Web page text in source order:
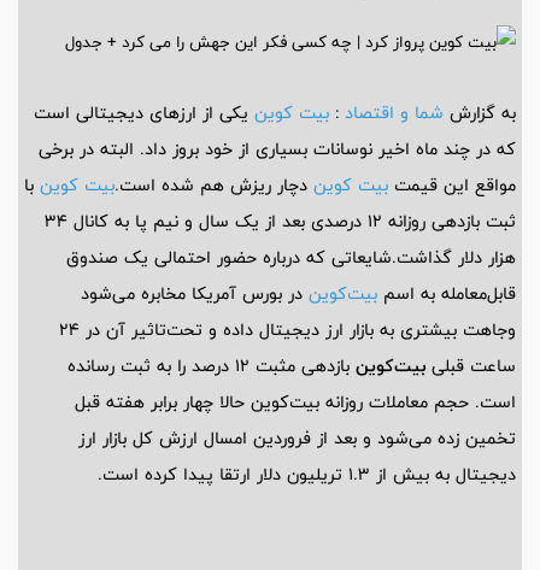
به گزارش شما و اقتصاد : بیت کوین یکی از ارزهای دیجیتالی است
که در چند ماه اخیر نوسانات بسیاری از خود بروز داد. البته در برخی
مواقع این قیمت بیت کوین دچار ریزش هم شده است.بیت کوین با
ثبت بازدهی روزانه ۱۲ درصدی بعد از یک سال و نیم پا به کانال ۳۴
هزار دلار گذاشت.شایعاتی که درباره حضور احتمالی یک صندوق
قابل‌معامله به اسم بیت‌کوین در بورس آمریکا مخابره می‌شود
وجاهت بیشتری به بازار ارز دیجیتال داده و تحت‌تاثیر آن در ۲۴
ساعت قبلی بیت‌کوین
بازدهی مثبت ۱۲ درصد را به ثبت رسانده
است. حجم معاملات روزانه بیت‌کوین حالا چهار برابر هفته قبل
تخمین زده می‌شود و بعد از فروردین امسال ارزش کل بازار ارز
دیجیتال به بیش از ۱.۳ تریلیون دلار ارتقا پیدا کرده است.